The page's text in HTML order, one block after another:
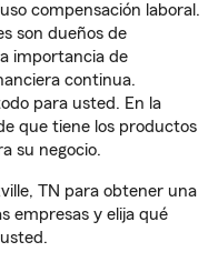
compensación laboral.
son dueños de
importancia de
continua.
para usted. En la
que tiene los productos
su negocio.
TN para obtener una
empresas y elija qué